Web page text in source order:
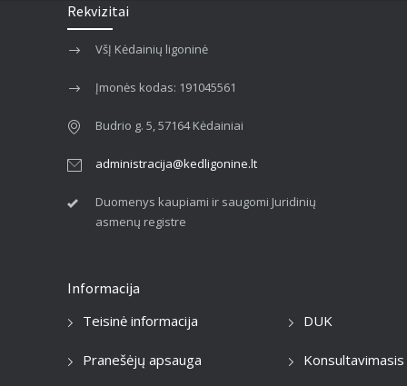
Rekvizitai
VšĮ Kėdainių ligoninė
Įmonės kodas: 191045561
Budrio g. 5, 57164 Kėdainiai
administracija@kedligonine.lt
Duomenys kaupiami ir saugomi Juridinių
asmenų registre
Informacija
Teisinė informacija
Pranešėjų apsauga
DUK